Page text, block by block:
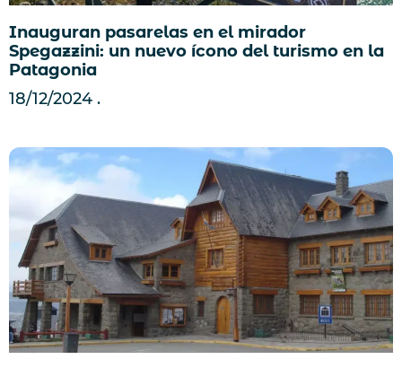
Inauguran pasarelas en el mirador
Spegazzini: un nuevo ícono del turismo en la
Patagonia
18/12/2024